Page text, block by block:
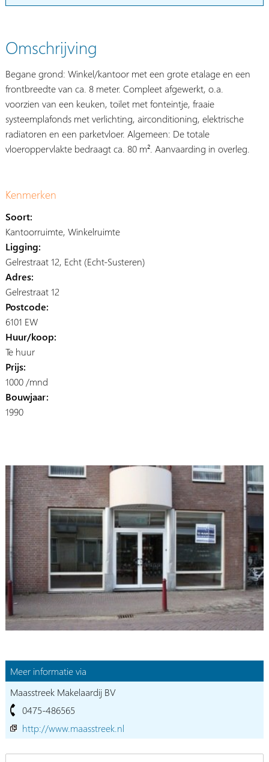
Omschrijving
Begane grond: Winkel/kantoor met een grote etalage en een
frontbreedte van ca. 8 meter. Compleet afgewerkt, o.a.
voorzien van een keuken, toilet met fonteintje, fraaie
systeemplafonds met verlichting, airconditioning, elektrische
radiatoren en een parketvloer. Algemeen: De totale
vloeroppervlakte bedraagt ca. 80 m². Aanvaarding in overleg.
Kenmerken
Soort:
Kantoorruimte, Winkelruimte
Ligging:
Gelrestraat 12, Echt (Echt-Susteren)
Adres:
Gelrestraat 12
Postcode:
6101 EW
Huur/koop:
Te huur
Prijs:
1000 /mnd
Bouwjaar:
1990
Meer informatie via
Maasstreek Makelaardij BV
0475-486565
http://www.maasstreek.nl